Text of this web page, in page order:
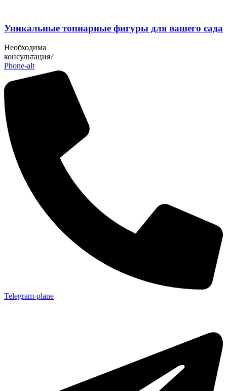
Уникальные топиарные фигуры для вашего сада
Необходима
консультация?
Phone-alt
Telegram-plane